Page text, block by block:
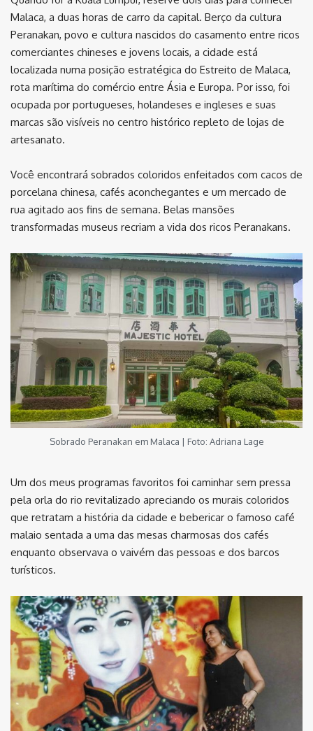
Malaca, a duas horas de carro da capital. Berço da cultura
Peranakan, povo e cultura nascidos do casamento entre ricos
comerciantes chineses e jovens locais, a cidade está
localizada numa posição estratégica do Estreito de Malaca,
rota marítima do comércio entre Ásia e Europa. Por isso, foi
ocupada por portugueses, holandeses e ingleses e suas
marcas são visíveis no centro histórico repleto de lojas de
artesanato.
Você encontrará sobrados coloridos enfeitados com cacos de
porcelana chinesa, cafés aconchegantes e um mercado de
rua agitado aos fins de semana. Belas mansões
transformadas museus recriam a vida dos ricos Peranakans.
Sobrado Peranakan em Malaca | Foto: Adriana Lage
Um dos meus programas favoritos foi caminhar sem pressa
pela orla do rio revitalizado apreciando os murais coloridos
que retratam a história da cidade e bebericar o famoso café
malaio sentada a uma das mesas charmosas dos cafés
enquanto observava o vaivém das pessoas e dos barcos
turísticos.